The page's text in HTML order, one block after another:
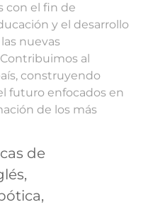
con el fin de
y el desarrollo
nuevas
al
construyendo
futuro enfocados en
de los más
de